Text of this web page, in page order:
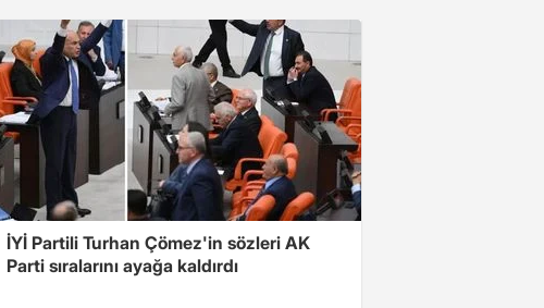
İYİ Partili Turhan Çömez'in sözleri AK
Parti sıralarını ayağa kaldırdı